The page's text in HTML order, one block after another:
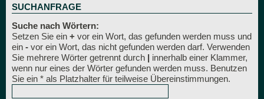
SUCHANFRAGE
Suche nach Wörtern:
Setzen Sie ein + vor ein Wort, das gefunden werden muss und
ein - vor ein Wort, das nicht gefunden werden darf. Verwenden
Sie mehrere Wörter getrennt durch | innerhalb einer Klammer,
wenn nur eines der Wörter gefunden werden muss. Benutzen
Sie ein * als Platzhalter für teilweise Übereinstimmungen.